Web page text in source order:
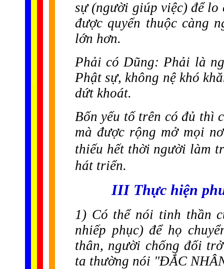
.
sự (người giúp việc) để
được quyến thuộc càng
lớn hơn.
Phải có Dũng: Phải là
Phật sự, không nệ khó
dứt khoát.
Bốn yếu tố trên có đủ thì
mà được rộng mở mọi
thiếu hết thời người làm
hát triển.
III Thực hiện
1) Có thể nói tinh thần
nhiếp phục) để họ
thân, người chống đối
ta thường nói "ĐẮC